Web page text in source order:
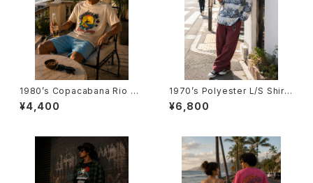
1980’s Copacabana Rio de
Janeiro T-Shirts -1980年代
コパカバーナ・リオデジャネイロ
¥4,400
1970’s Polyester L/S Shirts
-1970年代 ポリエステル ロン
グスリーブシャツ
¥6,800